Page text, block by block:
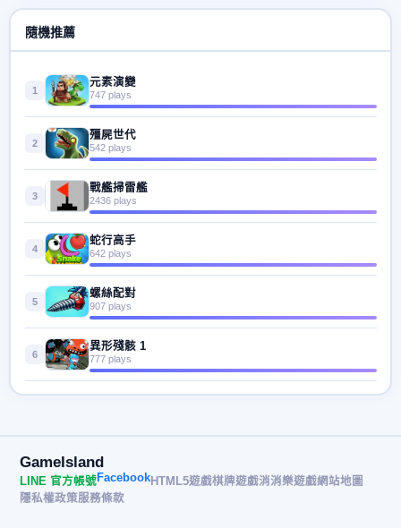
隨機推薦
1
元素演變
747 plays
2
殭屍世代
542 plays
3
戰艦掃雷艦
2436 plays
4
蛇行高手
642 plays
5
螺絲配對
907 plays
6
異形殘骸 1
777 plays
GameIsland
LINE 官方帳號FacebookHTML5遊戲棋牌遊戲消消樂遊戲網站地圖
隱私權政策服務條款